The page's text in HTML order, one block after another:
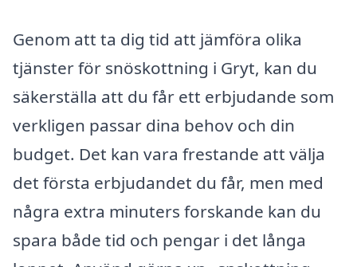
Genom att ta dig tid att jämföra olika
tjänster för snöskottning i Gryt, kan du
säkerställa att du får ett erbjudande som
verkligen passar dina behov och din
budget. Det kan vara frestande att välja
det första erbjudandet du får, men med
några extra minuters forskande kan du
spara både tid och pengar i det långa